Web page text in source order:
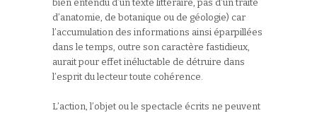
bien entendu d’un texte littéraire, pas d’un traité
d’anatomie, de botanique ou de géologie) car
l’accumulation des informations ainsi éparpillées
dans le temps, outre son caractère fastidieux,
aurait pour effet inéluctable de détruire dans
l’esprit du lecteur toute cohérence.
L’action, l’objet ou le spectacle écrits ne peuvent